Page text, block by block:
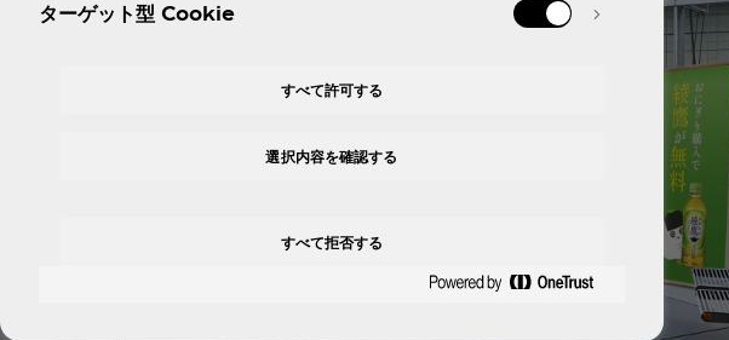
ターゲット型 Cookie
すべて許可する
すべて拒否する
選択内容を確認する